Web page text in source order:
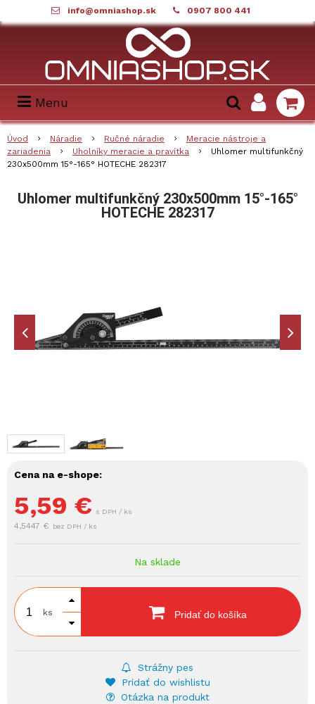
info@omniashop.sk 0907 800 441
Menu
Úvod Náradie Ručné náradie
Meracie nástroje a
zariadenia
Uholníky meracie a pravítka
Uhlomer multifunkčný
230x500mm 15°-165° HOTECHE 282317
Uhlomer multifunkčný 230x500mm 15°-165°
HOTECHE 282317
Cena na e-shope:
5,59 € s DPH / ks
4,5447 € bez DPH / ks
Na sklade
ks Pridať do košíka
Strážny pes
Pridať do wishlistu
Otázka na produkt